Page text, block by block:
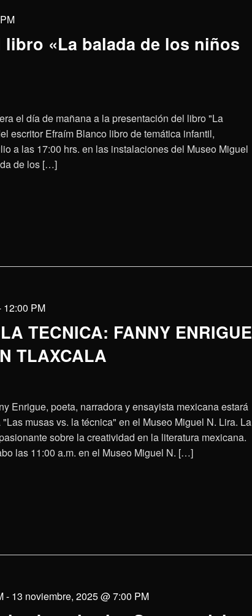
libro «La balada de los niños
el día de mañana a la presentación del libro "La
escritor Efraím Blanco libro de temática infantil,
a las 17:00 hrs. en las instalaciones del Museo Miguel
de los […]
TECNICA: FANNY ENRIGUE
TLAXCALA
12:00 PM
Enrigue, poeta, narradora y ensayista mexicana estará
musas vs. la técnica" en el Museo Miguel N. Lira. La
sobre la creatividad en la literatura mexicana.
las 11:00 a.m. en el Museo Miguel N. […]
- 13 noviembre, 2025 @ 7:00 PM